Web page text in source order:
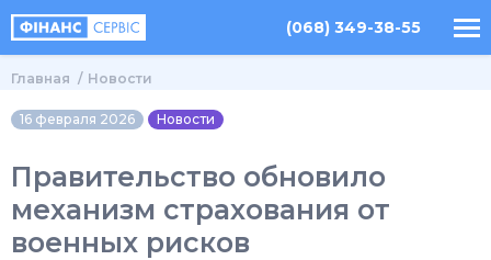
(068) 349-38-55
Главная Новости
16 февраля 2026 Новости
Правительство обновило
механизм страхования от
военных рисков